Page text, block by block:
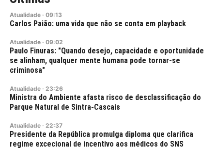
Atualidade · 09:13
Carlos Paião: uma vida que não se conta em playback
Atualidade · 09:02
Paulo Finuras: "Quando desejo, capacidade e oportunidade
se alinham, qualquer mente humana pode tornar-se
criminosa"
Atualidade · 23:26
Ministra do Ambiente afasta risco de desclassificação do
Parque Natural de Sintra-Cascais
Atualidade · 22:37
Presidente da República promulga diploma que clarifica
regime excecional de incentivo aos médicos do SNS